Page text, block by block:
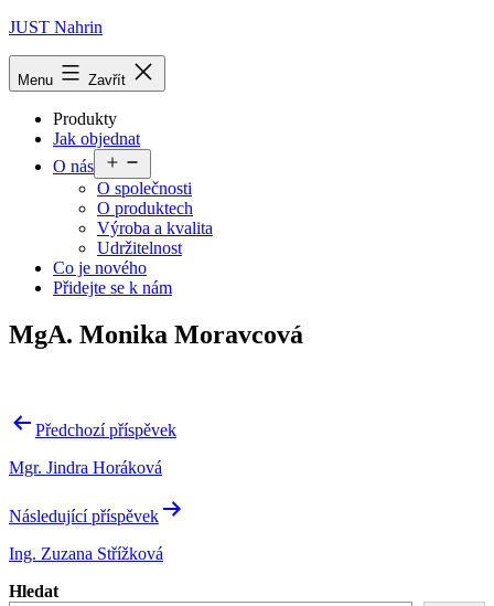
Přejít
JUST Nahrin
Menu Zavřít
Produkty
Jak objednat
O nás
menu
O společnosti
O produktech
Výroba a kvalita
Udržitelnost
Co je nového
Přidejte se k nám
MgA. Monika Moravcová
Navigace
příspěvek
Předchozí příspěvek
Mgr. Jindra Horáková
Následující příspěvek
Ing. Zuzana Střížková
Hledat